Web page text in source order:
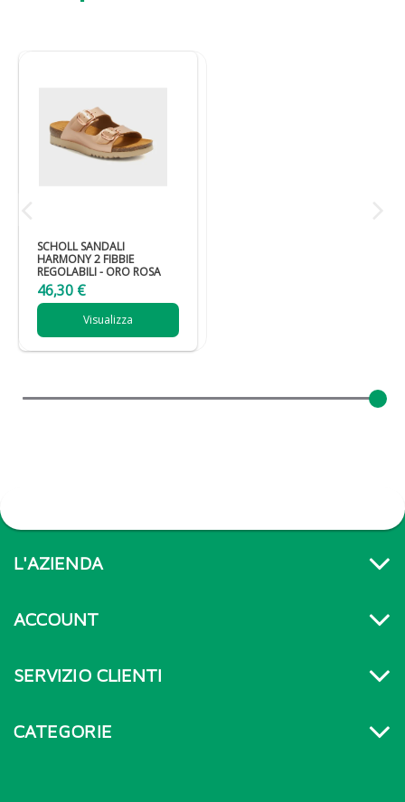
SCHOLL SANDALI
HARMONY 2 FIBBIE
REGOLABILI - ORO ROSA
46,30 €
Visualizza
L'AZIENDA
ACCOUNT
SERVIZIO CLIENTI
CATEGORIE